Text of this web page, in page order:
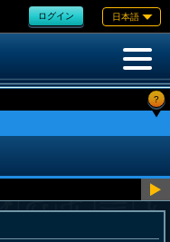
ログイン 日本語
?